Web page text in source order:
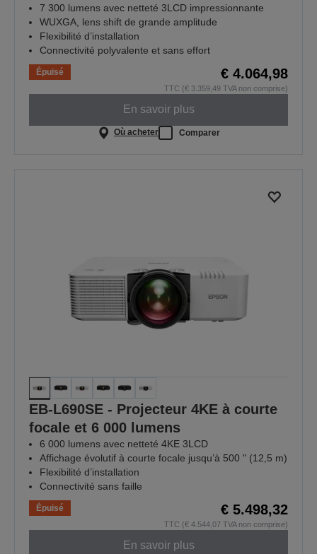
7 300 lumens avec netteté 3LCD impressionnante
WUXGA, lens shift de grande amplitude
Flexibilité d’installation
Connectivité polyvalente et sans effort
Épuisé € 4.064,98
TTC (€ 3.359,49 TVA non comprise)
En savoir plus
Où acheter Comparer
EB-L690SE - Projecteur 4KE à courte
focale et 6 000 lumens
6 000 lumens avec netteté 4KE 3LCD
Affichage évolutif à courte focale jusqu’à 500 " (12,5 m)
Flexibilité d’installation
Connectivité sans faille
Épuisé € 5.498,32
TTC (€ 4.544,07 TVA non comprise)
En savoir plus